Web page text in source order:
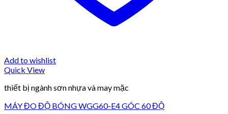
Add to wishlist
Quick View
thiết bị ngành sơn nhựa và may mặc
MÁY ĐO ĐỘ BÓNG WGG60-E4 GÓC 60 ĐỘ